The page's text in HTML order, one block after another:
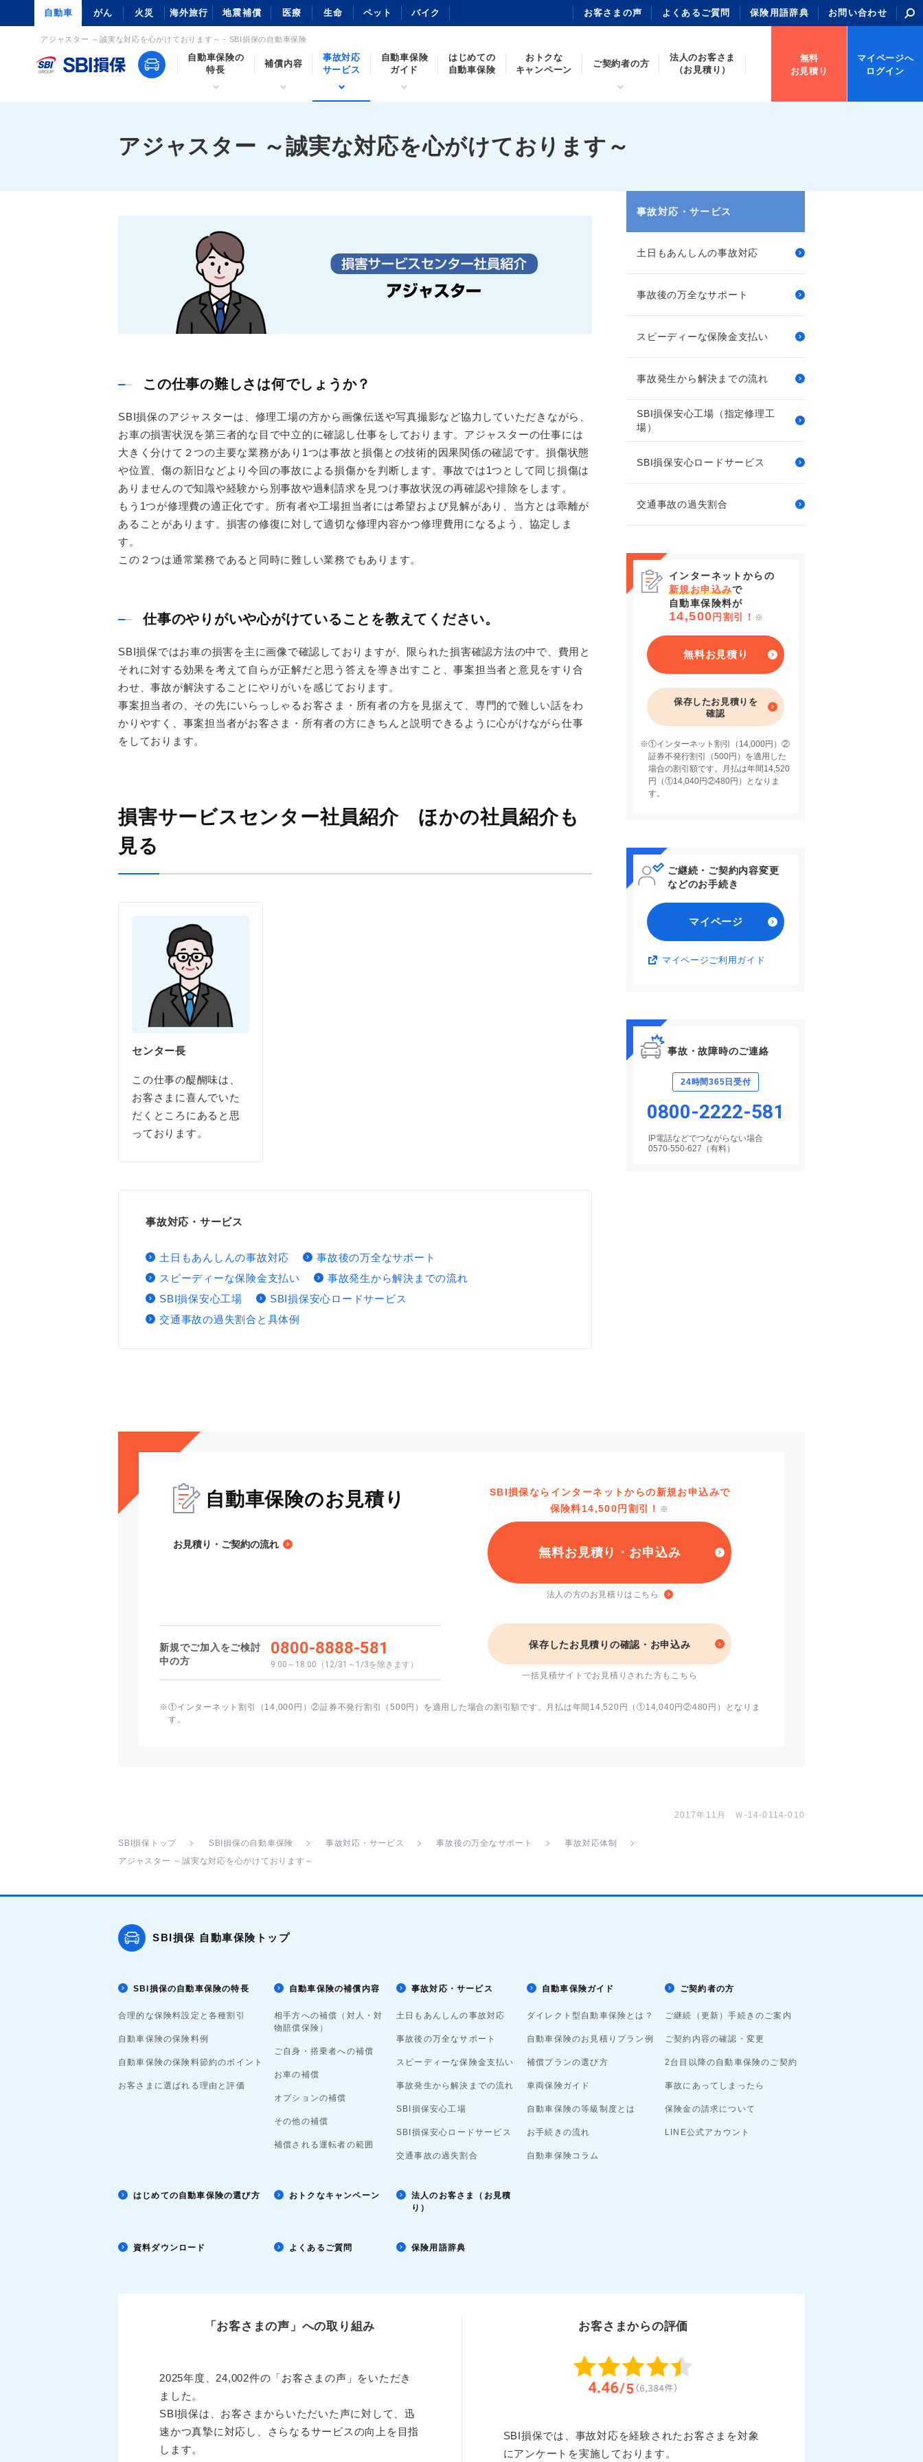
自動車 がん 火災 海外旅行 地震補償 医療 生命 ペット バイク お客さまの声 よくあるご質問 保険用語辞典 お問い合わせ
アジャスター ～誠実な対応を心がけております～ - SBI損保の自動車保険
自動車保険の
特長
補償内容
事故対応
サービス
自動車保険
ガイド
はじめての
自動車保険
おトクな
キャンペーン
ご契約者の方
法人のお客さま
（お見積り）
無料
お見積り
マイページへ
ログイン
アジャスター ～誠実な対応を心がけております～
この仕事の難しさは何でしょうか？
SBI損保のアジャスターは、修理工場の方から画像伝送や写真撮影など協力していただきながら、
お車の損害状況を第三者的な目で中立的に確認し仕事をしております。アジャスターの仕事には
大きく分けて２つの主要な業務があり1つは事故と損傷との技術的因果関係の確認です。損傷状態
や位置、傷の新旧などより今回の事故による損傷かを判断します。事故では1つとして同じ損傷は
ありませんので知識や経験から別事故や過剰請求を見つけ事故状況の再確認や排除をします。
もう1つが修理費の適正化です。所有者や工場担当者には希望および見解があり、当方とは乖離が
あることがあります。損害の修復に対して適切な修理内容かつ修理費用になるよう、協定しま
す。
この２つは通常業務であると同時に難しい業務でもあります。
仕事のやりがいや心がけていることを教えてください。
SBI損保ではお車の損害を主に画像で確認しておりますが、限られた損害確認方法の中で、費用と
それに対する効果を考えて自らが正解だと思う答えを導き出すこと、事案担当者と意見をすり合
わせ、事故が解決することにやりがいを感じております。
事案担当者の、その先にいらっしゃるお客さま・所有者の方を見据えて、専門的で難しい話をわ
かりやすく、事案担当者がお客さま・所有者の方にきちんと説明できるように心がけながら仕事
をしております。
損害サービスセンター社員紹介 ほかの社員紹介も
見る
センター長
この仕事の醍醐味は、
お客さまに喜んでいた
だくところにあると思
っております。
事故対応・サービス
土日もあんしんの事故対応
事故後の万全なサポート
スピーディーな保険金支払い
事故発生から解決までの流れ
SBI損保安心工場
SBI損保安心ロードサービス
交通事故の過失割合と具体例
事故対応・サービス
土日もあんしんの事故対応
事故後の万全なサポート
スピーディーな保険金支払い
事故発生から解決までの流れ
SBI損保安心工場（指定修理工
場）
SBI損保安心ロードサービス
交通事故の過失割合
インターネットからの
新規お申込みで
自動車保険料が
14,500 円割引！ ※
無料お見積り
保存したお見積りを
確認
※①インターネット割引（14,000円）②
証券不発行割引（500円）を適用した
場合の割引額です。月払は年間14,520
円（①14,040円②480円）となりま
す。
ご継続・ご契約内容変更
などのお手続き
マイページ
マイページご利用ガイド
事故・故障時のご連絡
24時間365日受付
0800-2222-581
IP電話などでつながらない場合
0570-550-627（有料）
自動車保険のお見積り
SBI損保ならインターネットからの新規お申込みで
保険料14,500円割引！ ※
無料お見積り・お申込み
法人の方のお見積りはこちら
保存したお見積りの確認・お申込み
一括見積サイトでお見積りされた方もこちら
お見積り・ご契約の流れ
新規でご加入をご検討
中の方
0800-8888-581
9:00～18:00（12/31～1/3を除きます）
※①インターネット割引（14,000円）②証券不発行割引（500円）を適用した場合の割引額です。月払は年間14,520円（①14,040円②480円）となりま
す。
2017年11月 Ｗ-14-0114-010
SBI損保トップ SBI損保の自動車保険 事故対応・サービス 事故後の万全なサポート
事故対応体制
アジャスター ～誠実な対応を心がけております～
SBI損保 自動車保険トップ
SBI損保の自動車保険の特長
合理的な保険料設定と各種割引
自動車保険の保険料例
自動車保険の保険料節約のポイント
お客さまに選ばれる理由と評価
自動車保険の補償内容
相手方への補償（対人・対
物賠償保険）
ご自身・搭乗者への補償
お車の補償
オプションの補償
その他の補償
補償される運転者の範囲
事故対応・サービス
土日もあんしんの事故対応
事故後の万全なサポート
スピーディーな保険金支払い
事故発生から解決までの流れ
SBI損保安心工場
SBI損保安心ロードサービス
交通事故の過失割合
自動車保険ガイド
ダイレクト型自動車保険とは？
自動車保険のお見積りプラン例
補償プランの選び方
車両保険ガイド
自動車保険の等級制度とは
お手続きの流れ
自動車保険コラム
ご契約者の方
ご継続（更新）手続きのご案内
ご契約内容の確認・変更
2台目以降の自動車保険のご契約
事故にあってしまったら
保険金の請求について
LINE公式アカウント
はじめての自動車保険の選び方 おトクなキャンペーン
法人のお客さま（お見積
り）
資料ダウンロード よくあるご質問 保険用語辞典
「お客さまの声」への取り組み
2025年度、24,002件の「お客さまの声」をいただき
ました。
SBI損保は、お客さまからいただいた声に対して、迅
速かつ真摯に対応し、さらなるサービスの向上を目指
します。
お客さまからの評価
SBI損保では、事故対応を経験されたお客さまを対象
にアンケートを実施しております。